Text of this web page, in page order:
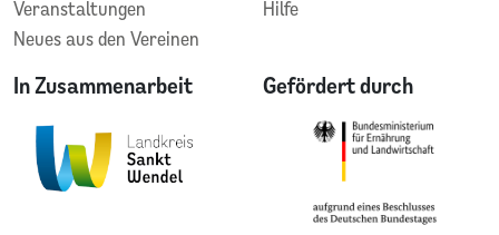
Veranstaltungen
Neues aus den Vereinen
Hilfe
In Zusammenarbeit Gefördert durch